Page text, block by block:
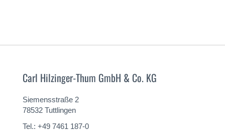
Carl Hilzinger-Thum GmbH & Co. KG
Siemensstraße 2
78532 Tuttlingen
Tel.: +49 7461 187-0